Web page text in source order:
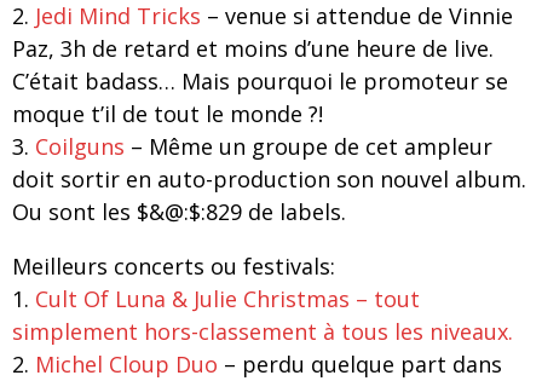
2. Jedi Mind Tricks – venue si attendue de Vinnie
Paz, 3h de retard et moins d’une heure de live.
C’était badass… Mais pourquoi le promoteur se
moque t’il de tout le monde ?!
3. Coilguns – Même un groupe de cet ampleur
doit sortir en auto-production son nouvel album.
Ou sont les $&@:$:829 de labels.
Meilleurs concerts ou festivals:
1. Cult Of Luna & Julie Christmas – tout
simplement hors-classement à tous les niveaux.
2. Michel Cloup Duo – perdu quelque part dans